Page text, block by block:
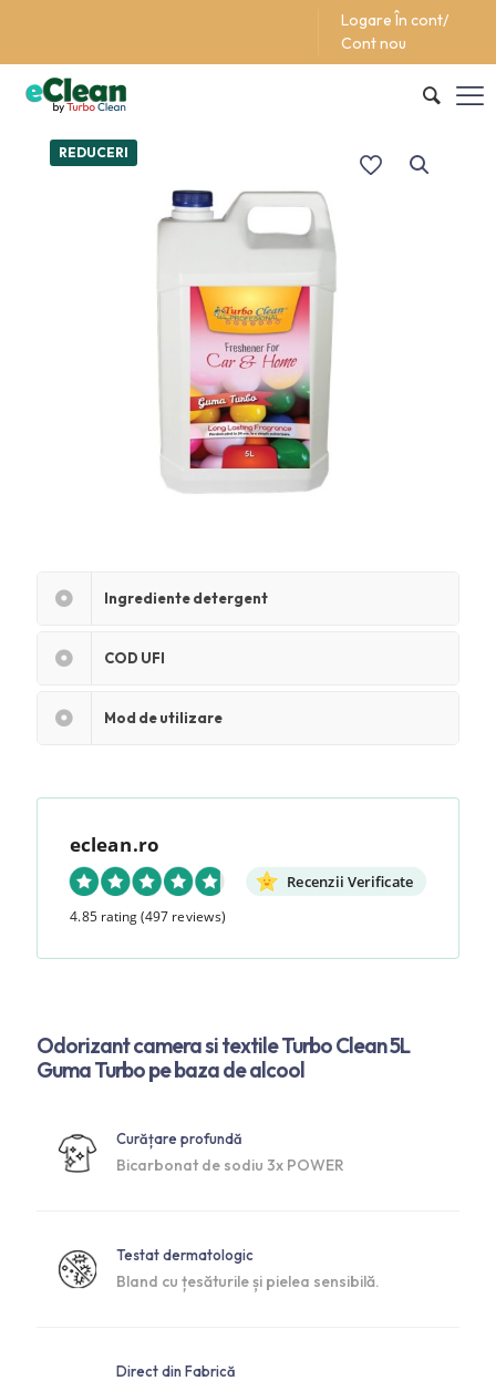
Logare În cont/
Cont nou
REDUCERI
Ingrediente detergent
COD UFI
Mod de utilizare
eclean.ro
Recenzii Verificate
4.85 rating(497 reviews)
Odorizant camera si textile Turbo Clean 5L
Guma Turbo pe baza de alcool
Curățare profundă
Bicarbonat de sodiu 3x POWER
Testat dermatologic
Bland cu țesăturile și pielea sensibilă.
Direct din Fabrică